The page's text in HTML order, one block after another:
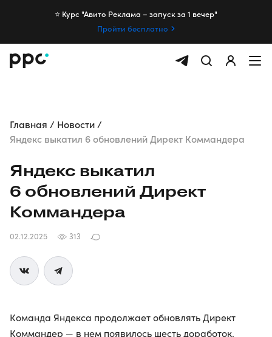
⭐️ Курс "Авито Реклама – запуск за 1 вечер"
Пройти бесплатно
Главная
Новости
Яндекс выкатил 6 обновлений Директ Коммандера
Яндекс выкатил
6 обновлений Директ
Коммандера
02.12.2025 313
Команда Яндекса продолжает обновлять Директ
Коммандер — в нем появилось шесть доработок.